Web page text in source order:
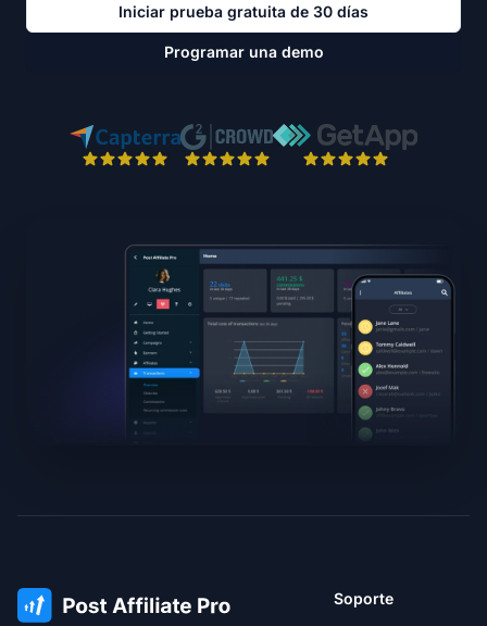
Iniciar prueba gratuita de 30 días
Programar una demo
Soporte